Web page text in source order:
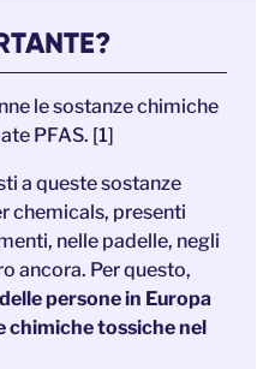
le sostanze chimiche
PFAS. [1]
a queste sostanze
chemicals, presenti
nelle padelle, negli
ancora. Per questo,
persone in Europa
chimiche tossiche nel